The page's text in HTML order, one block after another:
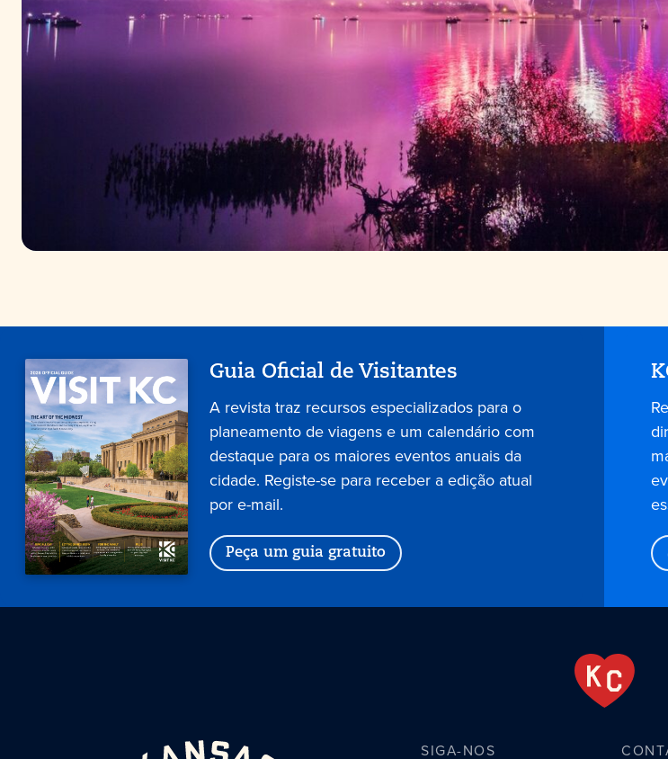
Guia Oficial de Visitantes
A revista traz recursos especializados para o
planeamento de viagens e um calendário com
destaque para os maiores eventos anuais da
cidade. Registe-se para receber a edição atual
por e-mail.
Peça um guia gratuito
SIGA-NOS